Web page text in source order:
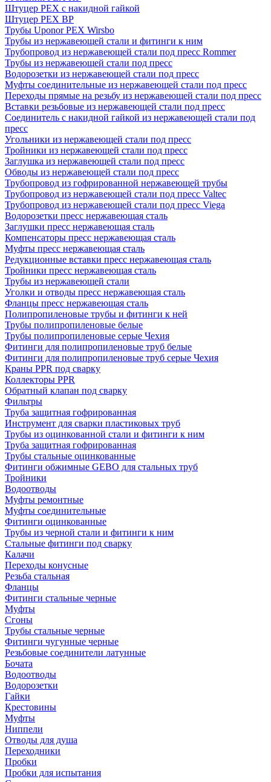
Штуцер PEX c накидной гайкой
Штуцер PEX ВР
Трубы Uponor PEX Wirsbo
Трубы из нержавеющей стали и фитинги к ним
Трубопровод из нержавеющей стали под пресс Rommer
Трубы из нержавеющей стали под пресс
Водорозетки из нержавеющей стали под пресс
Муфты соединительные из нержавеющей стали под пресс
Переходы прямые на резьбу из нержавеющей стали под пресс
Вставки резьбовые из нержавеющей стали под пресс
Соединитель с накидной гайкой из нержавеющей стали под
пресс
Угольники из нержавеющей стали под пресс
Тройники из нержавеющей стали под пресс
Заглушка из нержавеющей стали под пресс
Обводы из нержавеющей стали под пресс
Трубопровод из гофрированной нержавеющей трубы
Трубопровод из нержавеющей стали под пресс Valtec
Трубопровод из нержавеющей стали под пресс Viega
Водорозетки пресс нержавеющая сталь
Заглушки пресс нержавеющая сталь
Компенсаторы пресс нержавеющая сталь
Муфты пресс нержавеющая сталь
Редукционные вставки пресс нержавеющая сталь
Тройники пресс нержавеющая сталь
Трубы из нержавеющей стали
Уголки и отводы пресс нержавеющая сталь
Фланцы пресс нержавеющая сталь
Полипропиленовые трубы и фитинги к ней
Трубы полипропиленовые белые
Трубы полипропиленовые серые Чехия
Фитинги для полипропиленовые труб белые
Фитинги для полипропиленовые труб серые Чехия
Краны PPR под сварку
Коллекторы PPR
Обратный клапан под сварку
Фильтры
Труба защитная гофрированная
Инструмент для сварки пластиковых труб
Трубы из оцинкованной стали и фитинги к ним
Труба защитная гофрированная
Трубы стальные оцинкованные
Фитинги обжимные GEBO для стальных труб
Тройники
Водоотводы
Муфты ремонтные
Муфты соединительные
Фитинги оцинкованные
Трубы из черной стали и фитинги к ним
Стальные фитинги под сварку
Калачи
Переходы конусные
Резьба стальная
Фланцы
Фитинги стальные черные
Муфты
Сгоны
Трубы стальные черные
Фитинги чугунные черные
Резьбовые соединители латунные
Бочата
Водоотводы
Водорозетки
Гайки
Крестовины
Муфты
Ниппели
Отводы для душа
Переходники
Пробки
Пробки для испытания